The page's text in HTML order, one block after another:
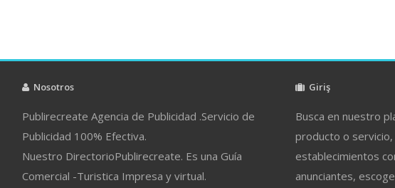
Nosotros
Publirecreate Agencia de Publicidad .Servicio de
Publicidad 100% Efectiva.
Nuestro DirectorioPublirecreate. Es una Guía
Comercial -Turistica Impresa y virtual.
Giriş
Busca en nuestro
producto o
establecimientos
anunciantes,